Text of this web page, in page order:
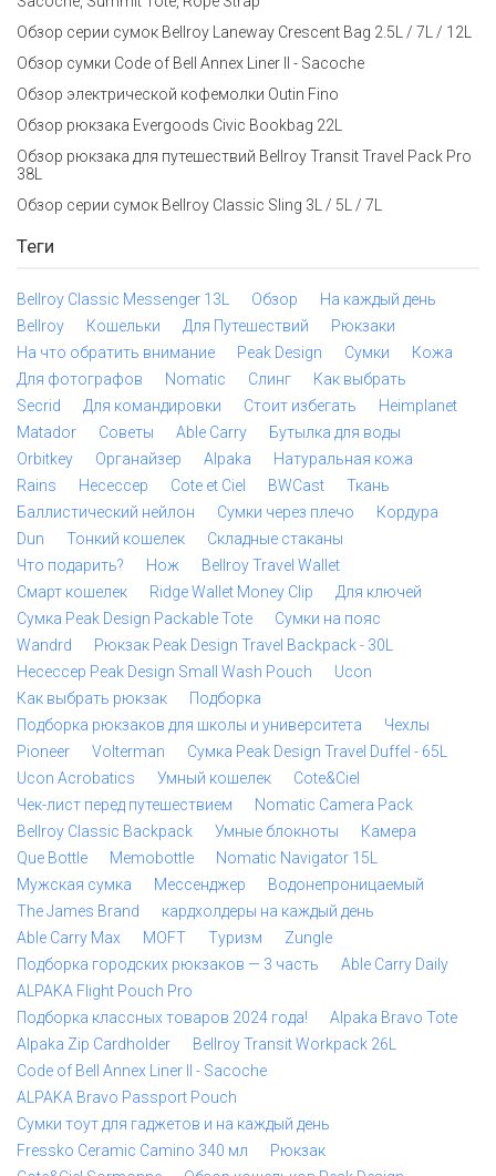
Обзор серии сумок Bellroy Laneway Crescent Bag 2.5L / 7L / 12L
Обзор сумки Code of Bell Annex Liner II - Sacoche
Обзор электрической кофемолки Outin Fino
Обзор рюкзака Evergoods Civic Bookbag 22L
Обзор рюкзака для путешествий Bellroy Transit Travel Pack Pro
38L
Обзор серии сумок Bellroy Classic Sling 3L / 5L / 7L
Теги
Bellroy Classic Messenger 13L Обзор
На каждый день
Bellroy
Кошельки Для Путешествий
Рюкзаки
На что обратить внимание
Peak Design Сумки
Кожа
Для фотографов
Nomatic Слинг
Как выбрать
Secrid
Для командировки Стоит избегать
Heimplanet
Matador
Советы Able Carry
Бутылка для воды
Orbitkey
Органайзер Alpaka
Натуральная кожа
Rains
Несессер Cote et Ciel BWCast
Ткань
Баллистический нейлон
Сумки через плечо
Кордура
Dun
Тонкий кошелек
Складные стаканы
Что подарить?
Нож
Bellroy Travel Wallet
Смарт кошелек
Ridge Wallet Money Clip
Для ключей
Сумка Peak Design Packable Tote
Сумки на пояс
Wandrd
Рюкзак Peak Design Travel Backpack - 30L
Несессер Peak Design Small Wash Pouch
Ucon
Как выбрать рюкзак
Подборка
Подборка рюкзаков для школы и университета
Чехлы
Pioneer
Volterman
Сумка Peak Design Travel Duffel - 65L
Ucon Acrobatics
Умный кошелек
Cote&Ciel
Чек-лист перед путешествием
Nomatic Camera Pack
Bellroy Classic Backpack
Умные блокноты
Камера
Que Bottle
Memobottle
Nomatic Navigator 15L
Мужская сумка
Мессенджер
Водонепроницаемый
The James Brand
кардхолдеры на каждый день
Able Carry Max
MOFT Туризм
Zungle
Подборка городских рюкзаков — 3 часть
Able Carry Daily
ALPAKA Flight Pouch Pro
Подборка классных товаров 2024 года!
Alpaka Bravo Tote
Alpaka Zip Cardholder
Bellroy Transit Workpack 26L
Code of Bell Annex Liner II - Sacoche
ALPAKA Bravo Passport Pouch
Сумки тоут для гаджетов и на каждый день
Fressko Ceramic Camino 340 мл
Рюкзак